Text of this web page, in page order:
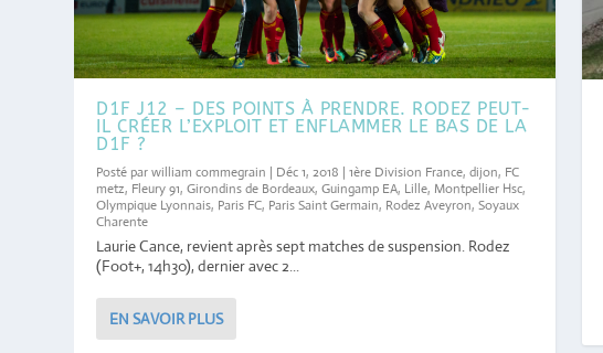
D1F J12 – DES POINTS À PRENDRE. RODEZ PEUT-
IL CRÉER L’EXPLOIT ET ENFLAMMER LE BAS DE LA
D1F ?
Posté parwilliam commegrain | Déc 1, 2018 |1ère Division France,dijon, FC
metz, Fleury 91,Girondins de Bordeaux,Guingamp EA, Lille, Montpellier Hsc,
Olympique Lyonnais, Paris FC, Paris Saint Germain, Rodez Aveyron,Soyaux
Charente
Laurie Cance, revient après sept matches de suspension. Rodez
(Foot+, 14h30), dernier avec 2...
EN SAVOIR PLUS